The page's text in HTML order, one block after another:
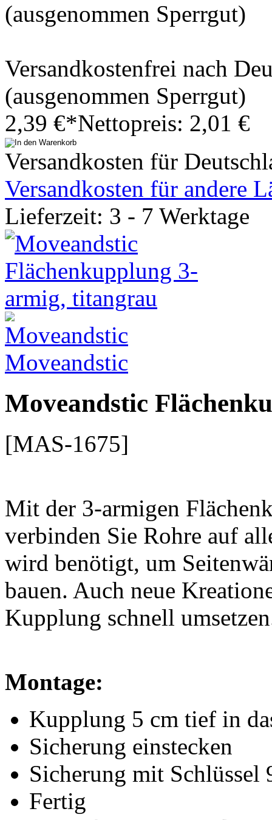
(ausgenommen Sperrgut)
Versandkostenfrei nach
(ausgenommen Sperrgut)
2,39 €*Nettopreis: 2,01 €
Versandkosten für
Versandkosten für andere
Lieferzeit: 3 - 7 Werktage
Moveandstic
Moveandstic
[MAS-1675]
Mit der 3-armigen
verbinden Sie Rohre auf
wird benötigt, um
bauen. Auch neue
Kupplung schnell
Montage:
Kupplung 5 cm tief in
Sicherung einstecken
Sicherung mit Schlüssel
Fertig